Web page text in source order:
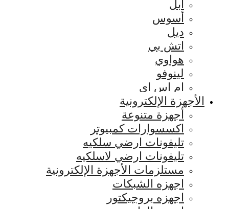
ابل
أسوس
ديل
اتش بي
هواوي
لينوفو
ام اس اي
الأجهزة الإلكترونية
أجهزة متنوعة
اكسسوارات كمبيوتر
تليفونات ارضي سلكيه
تليفونات ارضي لاسلكيه
مستلزمات الأجهزة الإلكترونية
اجهزه الشبكات
اجهزه بروجيكتور